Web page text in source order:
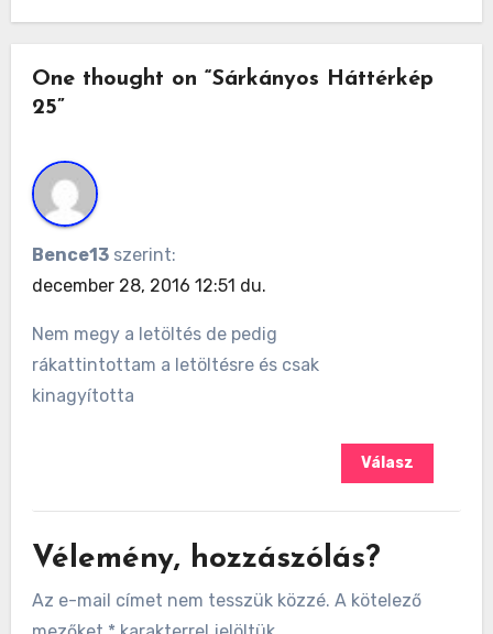
One thought on “Sárkányos Háttérkép
25”
Bence13 szerint:
december 28, 2016 12:51 du.
Nem megy a letöltés de pedig
rákattintottam a letöltésre és csak
kinagyította
Válasz
Vélemény, hozzászólás?
Az e-mail címet nem tesszük közzé. A kötelező